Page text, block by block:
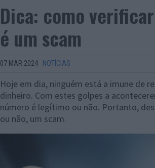
Dica: como
é um scam
07 MAR 2024 · NOTÍCIAS
Hoje em dia, ninguém está a imune de
dinheiro. Com estes golpes a
número é legítimo ou não. Portanto,
ou não, um scam.